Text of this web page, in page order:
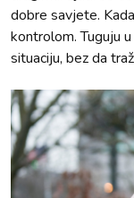
dobre savjete.
kontrolom. Tuguju
situaciju, bez da